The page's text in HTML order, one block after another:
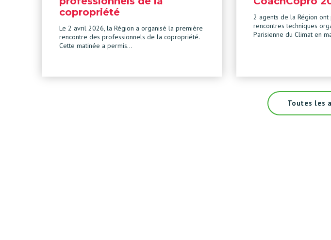
copropriété
Le 2 avril 2026, la Région a organisé la première
rencontre des professionnels de la copropriété.
Cette matinée a permis…
2 agents de la Région ont
rencontres techniques
Parisienne du Climat en
Toutes les